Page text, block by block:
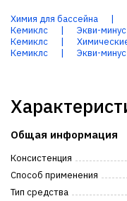
Химия для бассейна |
Кемиклс
| Экви-минус
Кемиклс
|
Кемиклс
| Экви-
Общая информация
Консистенция
Способ применения
Тип средства